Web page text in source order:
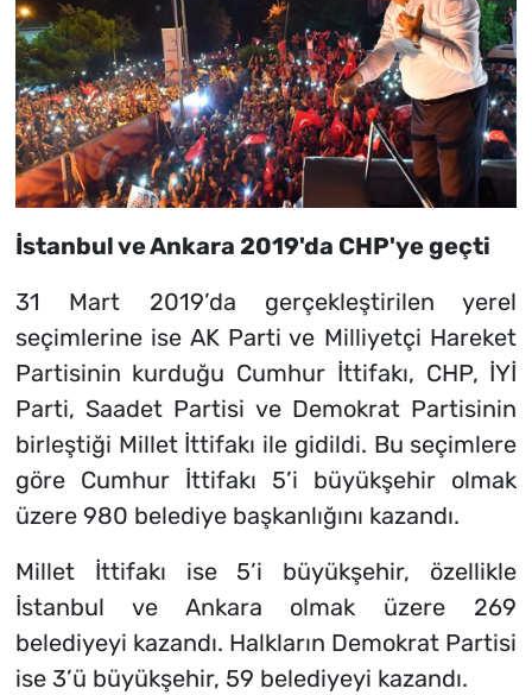
İstanbul ve Ankara 2019'da CHP'ye geçti
31 Mart 2019’da gerçekleştirilen yerel
seçimlerine ise AK Parti ve Milliyetçi Hareket
Partisinin kurduğu Cumhur İttifakı, CHP, İYİ
Parti, Saadet Partisi ve Demokrat Partisinin
birleştiği Millet İttifakı ile gidildi. Bu seçimlere
göre Cumhur İttifakı 5’i büyükşehir olmak
üzere 980 belediye başkanlığını kazandı.
Millet İttifakı ise 5’i büyükşehir, özellikle
İstanbul ve Ankara olmak üzere 269
belediyeyi kazandı. Halkların Demokrat Partisi
ise 3’ü büyükşehir, 59 belediyeyi kazandı.